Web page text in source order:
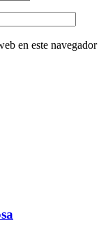
en este navegador